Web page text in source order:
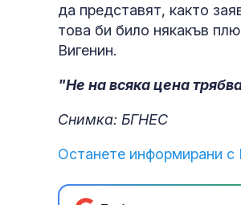
да представят, както
това би било някакъв
Вигенин.
"Не на всяка цена
Снимка: БГНЕС
Останете информирани с